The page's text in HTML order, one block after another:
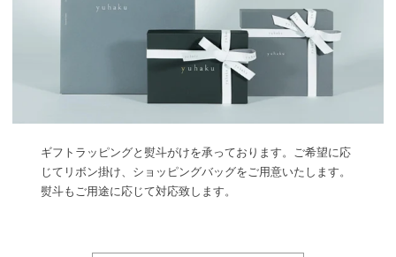
ギフトラッピングと熨斗がけを承っております。ご希望に応
じてリボン掛け、ショッピングバッグをご用意いたします。
熨斗もご用途に応じて対応致します。